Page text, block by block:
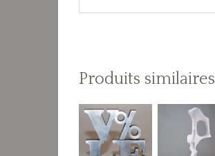
Produits similaires